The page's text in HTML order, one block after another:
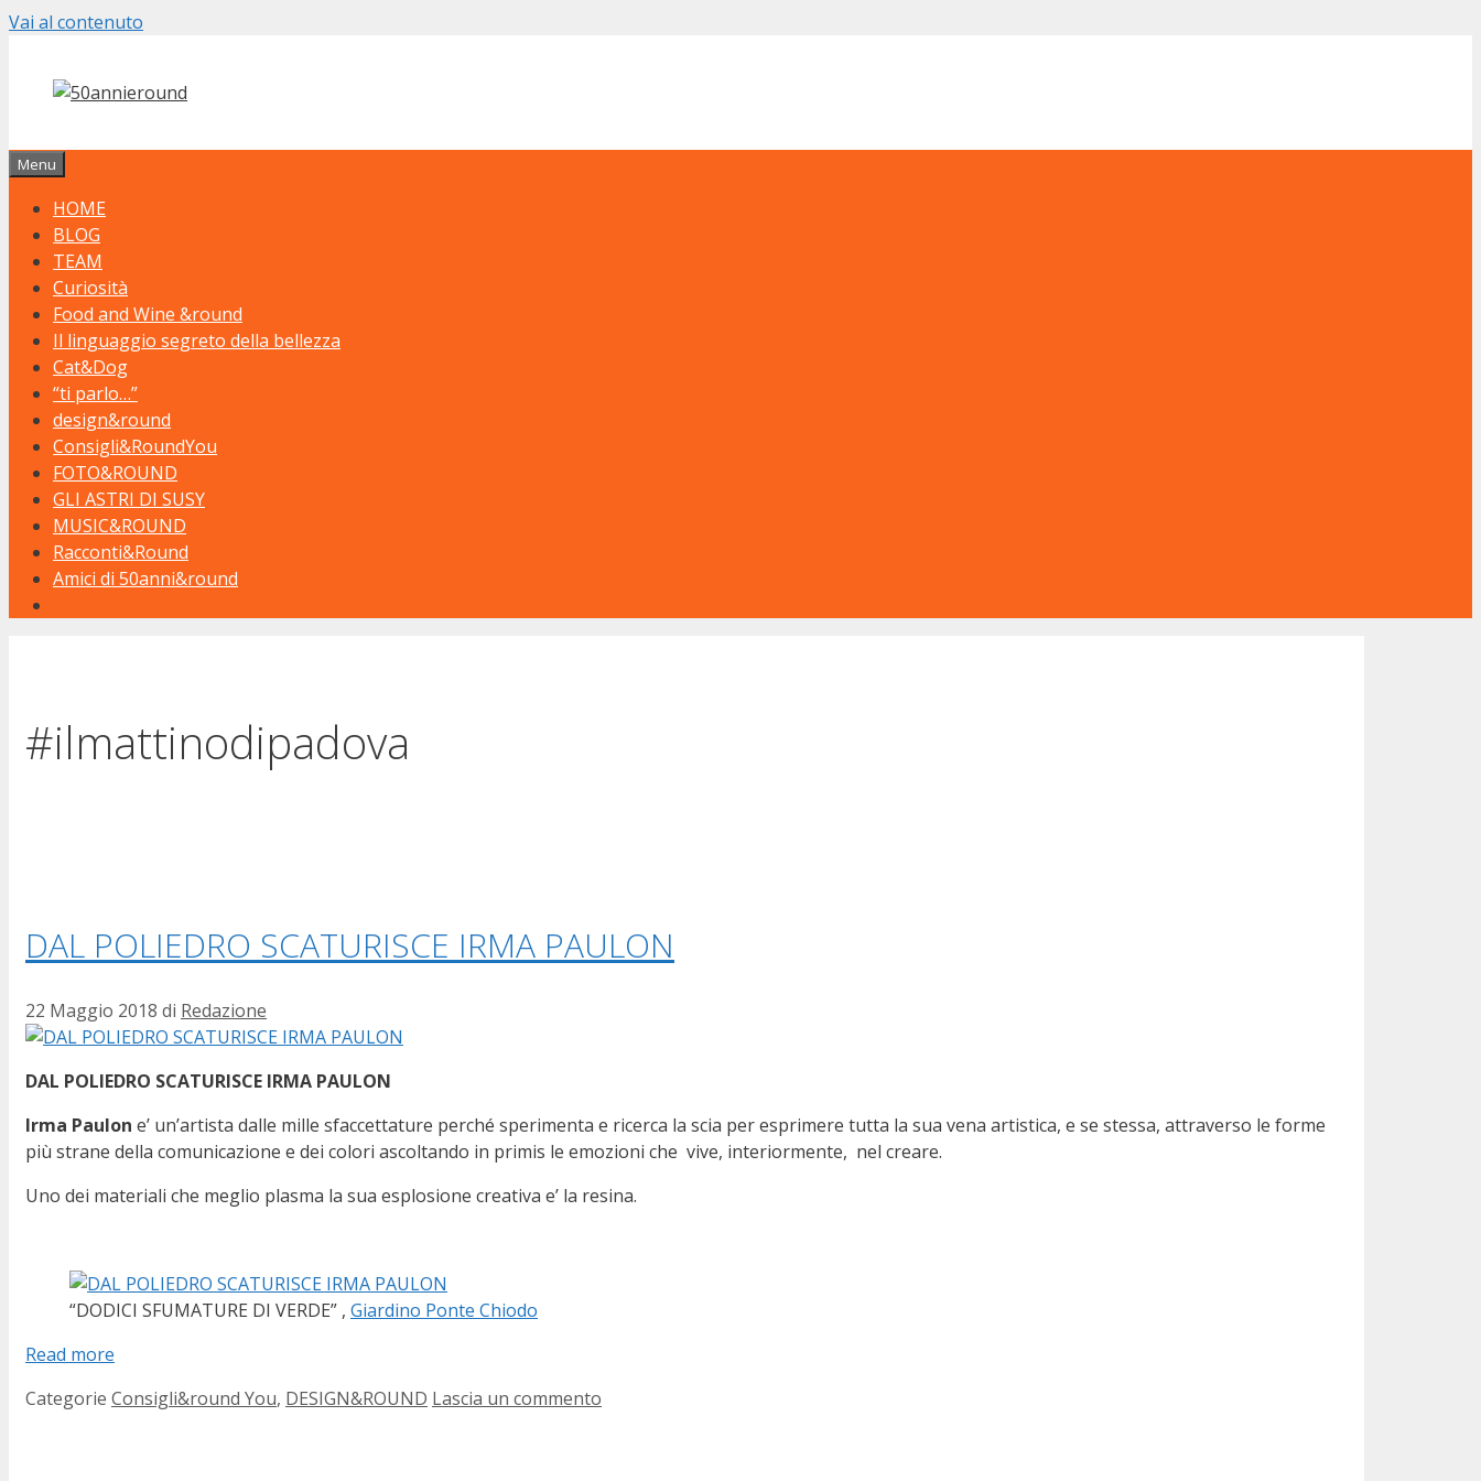
Vai al contenuto
Menu
HOME
BLOG
TEAM
Curiosità
Food and Wine &round
Il linguaggio segreto della bellezza
Cat&Dog
“ti parlo…”
design&round
Consigli&RoundYou
FOTO&ROUND
GLI ASTRI DI SUSY
MUSIC&ROUND
Racconti&Round
Amici di 50anni&round
#ilmattinodipadova
DAL POLIEDRO SCATURISCE IRMA PAULON
22 Maggio 2018 di Redazione
DAL POLIEDRO SCATURISCE IRMA PAULON
Irma Paulon e’ un’artista dalle mille sfaccettature perché sperimenta e ricerca la scia per esprimere tutta la sua vena artistica, e se stessa, attraverso le forme
più strane della comunicazione e dei colori ascoltando in primis le emozioni che vive, interiormente, nel creare.
Uno dei materiali che meglio plasma la sua esplosione creativa e’ la resina.
“DODICI SFUMATURE DI VERDE” , Giardino Ponte Chiodo
Read more
Categorie Consigli&round You, DESIGN&ROUND Lascia un commento